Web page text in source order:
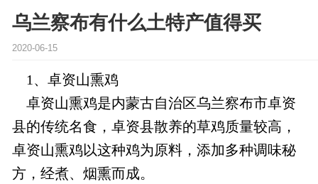
乌兰察布有什么土特产值得买
2020-06-15
1、卓资山熏鸡
卓资山熏鸡是内蒙古自治区乌兰察布市卓资
县的传统名食，卓资县散养的草鸡质量较高，
卓资山熏鸡以这种鸡为原料，添加多种调味秘
方，经煮、烟熏而成。